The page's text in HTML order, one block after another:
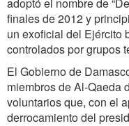
finales de 2012 y
un exoficial del Ejército
controlados por grupos
El Gobierno de
miembros de Al-Qaeda
voluntarios que, con el
derrocamiento del